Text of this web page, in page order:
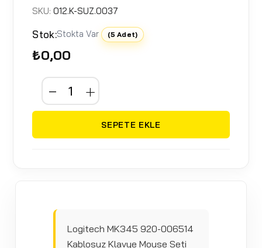
SKU:012.K-SUZ.0037
Stok:Stokta Var (5 Adet)
₺0,00
SEPETE EKLE
Logitech MK345 920-006514
Kablosuz Klavye Mouse Seti